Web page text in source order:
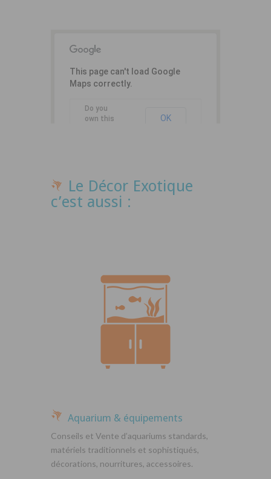
This page can't load Google
Maps correctly.
Do you
own this
OK
Le Décor Exotique
c’est aussi :
Aquarium & équipements
Conseils et Vente d’aquariums standards,
matériels traditionnels et sophistiqués,
décorations, nourritures, accessoires.